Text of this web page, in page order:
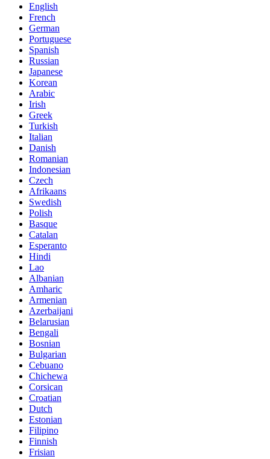
English
French
German
Portuguese
Spanish
Russian
Japanese
Korean
Arabic
Irish
Greek
Turkish
Italian
Danish
Romanian
Indonesian
Czech
Afrikaans
Swedish
Polish
Basque
Catalan
Esperanto
Hindi
Lao
Albanian
Amharic
Armenian
Azerbaijani
Belarusian
Bengali
Bosnian
Bulgarian
Cebuano
Chichewa
Corsican
Croatian
Dutch
Estonian
Filipino
Finnish
Frisian